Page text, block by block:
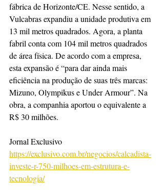
fábrica de Horizonte/CE. Nesse sentido, a
Vulcabras expandiu a unidade produtiva em
13 mil metros quadrados. Agora, a planta
fabril conta com 104 mil metros quadrados
de área física. De acordo com a empresa,
esta expansão é “para dar ainda mais
eficiência na produção de suas três marcas:
Mizuno, Olympikus e Under Armour”. Na
obra, a companhia aportou o equivalente a
R$ 30 milhões.
Jornal Exclusivo
https://exclusivo.com.br/negocios/calcadista-
investe-r-750-milhoes-em-estrutura-e-
tecnologia/